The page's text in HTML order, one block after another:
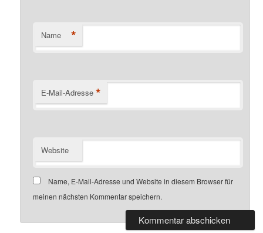
Name *
E-Mail-Adresse *
Website
Name, E-Mail-Adresse und Website in diesem Browser für
meinen nächsten Kommentar speichern.